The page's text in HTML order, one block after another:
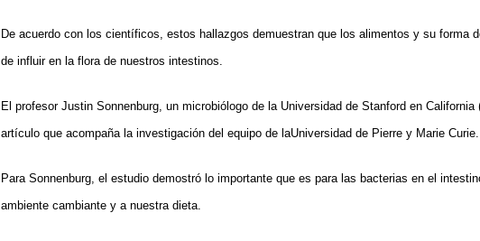
De acuerdo con los científicos, estos hallazgos demuestran que los alimentos y su forma
de influir en la flora de nuestros intestinos.
El profesor Justin Sonnenburg, un microbiólogo de la Universidad de Stanford en
artículo que acompaña la investigación del equipo de laUniversidad de Pierre y Marie Curie.
Para Sonnenburg, el estudio demostró lo importante que es para las bacterias en el
ambiente cambiante y a nuestra dieta.